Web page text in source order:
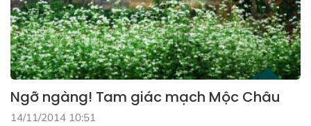
Ngỡ ngàng! Tam giác mạch Mộc Châu
14/11/2014 10:51